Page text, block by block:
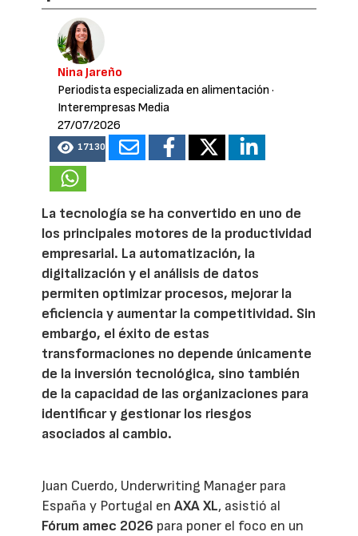
Nina Jareño
Periodista especializada en alimentación ·
Interempresas Media
27/07/2026
17130
La tecnología se ha convertido en uno de
los principales motores de la productividad
empresarial. La automatización, la
digitalización y el análisis de datos
permiten optimizar procesos, mejorar la
eficiencia y aumentar la competitividad. Sin
embargo, el éxito de estas
transformaciones no depende únicamente
de la inversión tecnológica, sino también
de la capacidad de las organizaciones para
identificar y gestionar los riesgos
asociados al cambio.
Juan Cuerdo, Underwriting Manager para
España y Portugal enAXA XL, asistió al
Fórum amec 2026 para poner el foco en un